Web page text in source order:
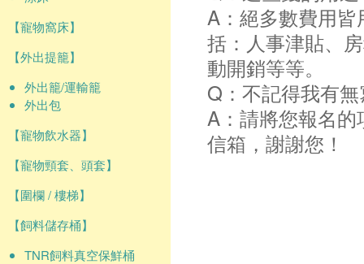
【寵物窩床】
【外出提籠】
外出籠/運輸籠
外出包
【寵物飲水器】
【寵物頸套、頭套】
【圍欄 / 樓梯】
【飼料儲存桶】
TNR飼料真空保鮮桶
A：絕多數費用
括：人事津貼、
動開銷等等。
Q：不記得我有
A：請將您報名
信箱，謝謝您！